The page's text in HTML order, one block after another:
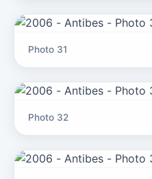
Photo 31
Photo 32